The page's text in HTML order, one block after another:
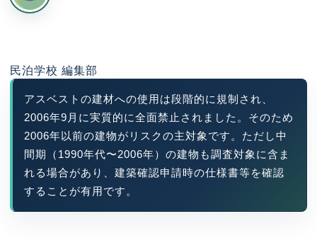
民泊学校 編集部
アスベストの建材への使用は段階的に規制され、
2006年9月に実質的に全面禁止されました。そのため
2006年以前の建物がリスクの主対象です。ただし中
間期（1990年代〜2006年）の建物も調査対象に含ま
れる場合があり、建築確認申請時の仕様書等を確認
することが有用です。